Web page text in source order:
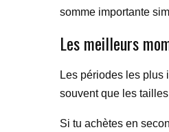
somme importante
Les meilleurs
Les périodes les plus
souvent que les
Si tu achètes en